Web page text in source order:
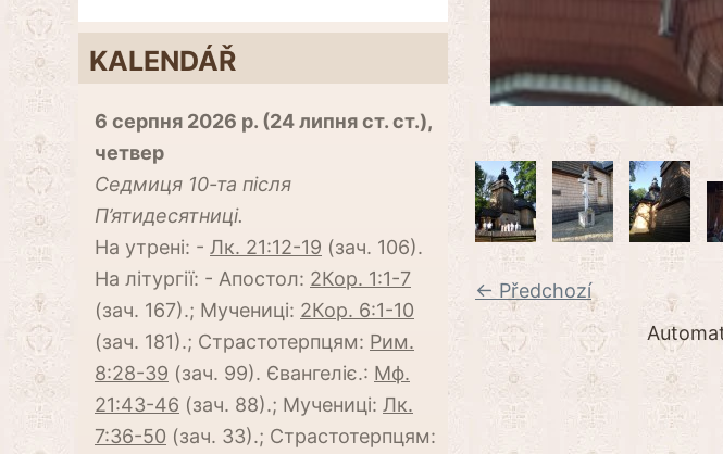
← Předchozí
KALENDÁŘ
6 серпня 2026 р. (24 липня ст. ст.),
четвер
Cедмиця 10-та після
П’ятидесятниці.
На утрені: - Лк. 21:12-19 (зач. 106).
На літургії: - Апостол: 2Кор. 1:1-7
(зач. 167).; Мучениці: 2Кор. 6:1-10
(зач. 181).; Страстотерпцям: Рим.
8:28-39 (зач. 99). Євангеліє.: Мф.
21:43-46 (зач. 88).; Мучениці: Лк.
7:36-50 (зач. 33).; Страстотерпцям: